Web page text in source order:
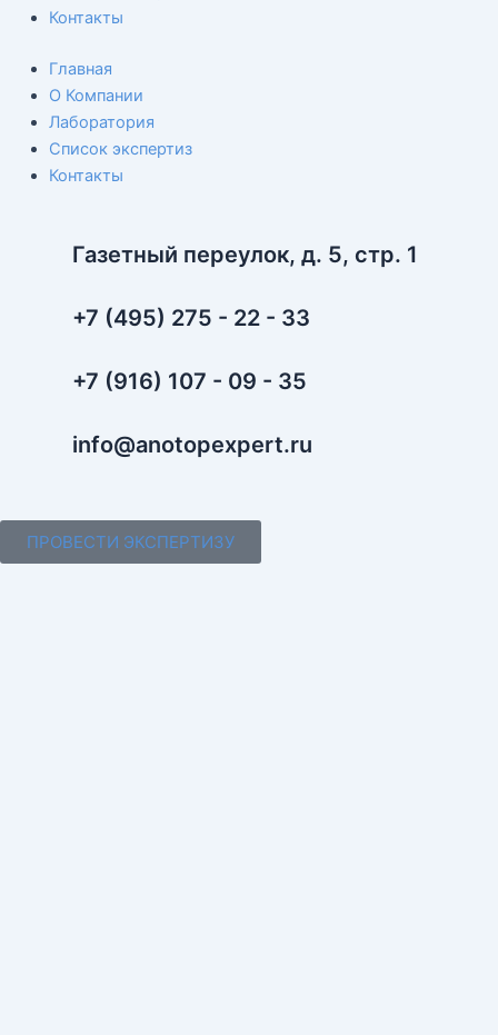
p
e
Контакты
Главная
О Компании
Лаборатория
Список экспертиз
Контакты
Газетный переулок, д. 5, стр. 1
+7 (495) 275 - 22 - 33
+7 (916) 107 - 09 - 35
info@anotopexpert.ru
ПРОВЕСТИ ЭКСПЕРТИЗУ